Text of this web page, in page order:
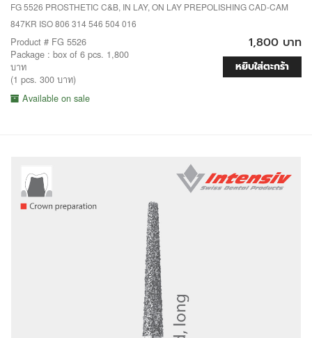
FG 5526 PROSTHETIC C&B, IN LAY, ON LAY PREPOLISHING CAD-CAM
847KR ISO 806 314 546 504 016
Product # FG 5526
Package : box of 6 pcs. 1,800
บาท
(1 pcs. 300 บาท)
Available on sale
1,800 บาท
หยิบใส่ตะกร้า